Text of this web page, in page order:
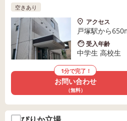
空きあり
アクセス
戸塚駅から
受入年齢
中学生 高校生
1分で完了！
お問い合わせ
（無料）